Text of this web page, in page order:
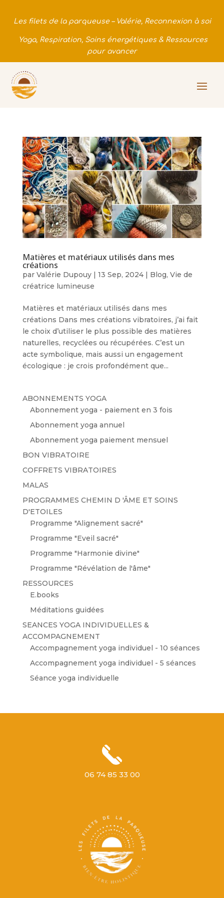
Les filets de la parqueuse – Valérie, Reconnexion à soi
Yoga, Respiration, Soins énergétiques & Ressources
pour avancer
Matières et matériaux utilisés dans mes
créations
par Valérie Dupouy| 13 Sep, 2024| Blog, Vie de
créatrice lumineuse
Matières et matériaux utilisés dans mes
créations Dans mes créations vibratoires, j’ai fait
le choix d’utiliser le plus possible des matières
naturelles, recyclées ou récupérées. C’est un
acte symbolique, mais aussi un engagement
écologique : je crois profondément que...
ABONNEMENTS YOGA
Abonnement yoga - paiement en 3 fois
Abonnement yoga annuel
Abonnement yoga paiement mensuel
BON VIBRATOIRE
COFFRETS VIBRATOIRES
MALAS
PROGRAMMES CHEMIN D 'ÂME ET SOINS
D'ETOILES
Programme "Alignement sacré"
Programme "Eveil sacré"
Programme "Harmonie divine"
Programme "Révélation de l'âme"
RESSOURCES
E.books
Méditations guidées
SEANCES YOGA INDIVIDUELLES &
ACCOMPAGNEMENT
Accompagnement yoga individuel - 10 séances
Accompagnement yoga individuel - 5 séances
Séance yoga individuelle
06 74 85 33 00